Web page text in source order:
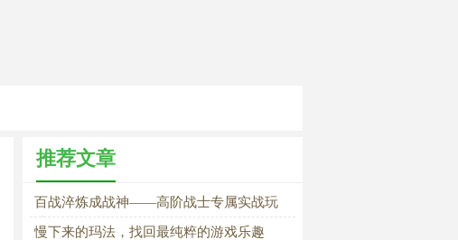
推荐文章
百战淬炼成战神——高阶战士专属实战玩
法秘籍
慢下来的玛法，找回最纯粹的游戏乐趣